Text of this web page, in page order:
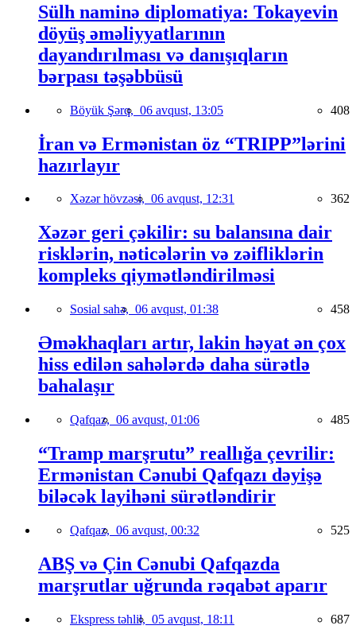
Sülh naminə diplomatiya: Tokayevin
döyüş əməliyyatlarının
dayandırılması və danışıqların
bərpası təşəbbüsü
Böyük Şərq, 06 avqust, 13:05 408
İran və Ermənistan öz “TRIPP”lərini
hazırlayır
Xəzər hövzəsi, 06 avqust, 12:31 362
Xəzər geri çəkilir: su balansına dair
risklərin, nəticələrin və zəifliklərin
kompleks qiymətləndirilməsi
Sosial sahə, 06 avqust, 01:38 458
Əməkhaqları artır, lakin həyat ən çox
hiss edilən sahələrdə daha sürətlə
bahalaşır
Qafqaz, 06 avqust, 01:06 485
“Tramp marşrutu” reallığa çevrilir:
Ermənistan Cənubi Qafqazı dəyişə
biləcək layihəni sürətləndirir
Qafqaz, 06 avqust, 00:32 525
ABŞ və Çin Cənubi Qafqazda
marşrutlar uğrunda rəqabət aparır
Ekspress təhlil, 05 avqust, 18:11 687